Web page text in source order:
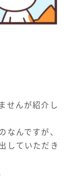
せんが紹介し
なんですが、
していただき